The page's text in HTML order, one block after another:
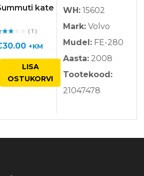
kate
/ 5
( 1 )
30.00 +KM
LISA
OSTUKORVI
WH: 15602
Mark: Volvo
Mudel: FE-280
Aasta: 2008
Tootekood:
21047478